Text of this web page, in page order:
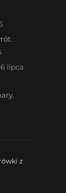
6 lipca
z